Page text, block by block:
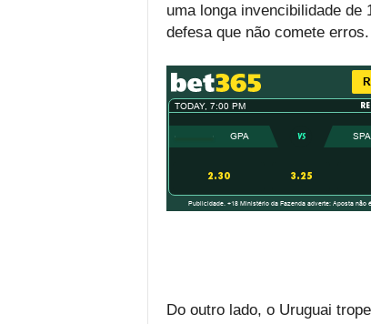
uma longa invencibilidade de
defesa que não comete erros.
Do outro lado, o Uruguai